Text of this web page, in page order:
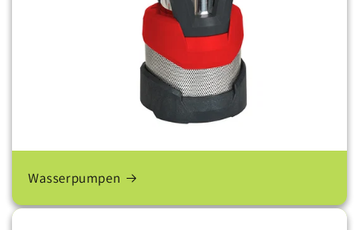
Wasserpumpen